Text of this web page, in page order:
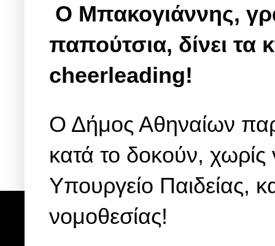
Ο Μπακογιάννης,
παπούτσια, δίνει τα
cheerleading!
Ο Δήμος Αθηναίων
κατά το δοκούν, χωρίς
Υπουργείο Παιδείας,
νομοθεσίας!